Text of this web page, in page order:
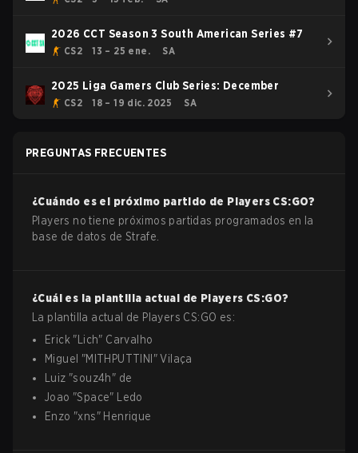
2026 CCT Season 3 South American Series #7
CS2 13 – 25 ene. SA
2025 Liga Gamers Club Series: December
CS2 18 – 19 dic. 2025 SA
PREGUNTAS FRECUENTES
¿Cuándo es el próximo partido de Players CS:GO?
Players no tiene próximos partidas programados en la
base de datos de Strafe.
¿Cuál es la plantilla actual de Players CS:GO?
La plantilla actual de Players CS:GO es:
Erick " Lich" Carvalho
Miguel "MITHPUTTINI "Vilaça
Luiz "souz4h" de
Joao "Space"
Ledo
Enzo "xns" Henrique